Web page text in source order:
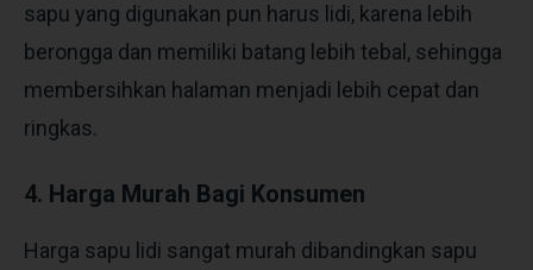
sapu yang digunakan pun harus lidi, karena lebih
berongga dan memiliki batang lebih tebal, sehingga
membersihkan halaman menjadi lebih cepat dan
ringkas.
4. Harga Murah Bagi Konsumen
Harga sapu lidi sangat murah dibandingkan sapu